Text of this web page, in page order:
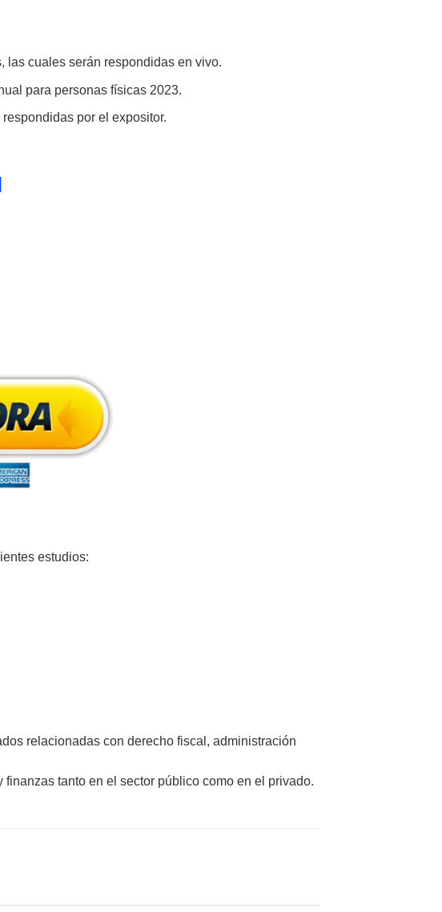
las cuales serán respondidas en vivo.
para personas físicas 2023.
por el expositor.
estudios:
relacionadas con derecho fiscal, administración
tanto en el sector público como en el privado.